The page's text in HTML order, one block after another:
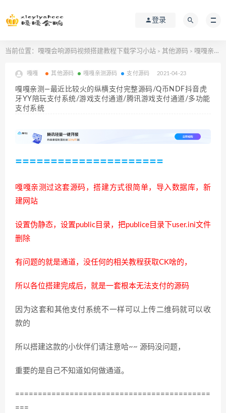
登录
当前位置： 嘎嘎会响源码视频搭建教程下载学习小站 > 其他源码 > 嘎嘎亲测—最近比较火的纵横支付完整源码/Q币NDF抖音虎牙YY陪玩支付系统/游戏支付通道/腾讯游戏支付通道/多功能支付系统
嘎嘎 其他源码 嘎嘎亲测源码 支付源码 2021-04-23
嘎嘎亲测—最近比较火的纵横支付完整源码/Q币NDF抖音虎
牙YY陪玩支付系统/游戏支付通道/腾讯游戏支付通道/多功能
支付系统
=====================
嘎嘎亲测过这套源码，搭建方式很简单，导入数据库，新
建网站
设置伪静态，设置public目录，把publice目录下user.ini文件
删除
有问题的就是通道，没任何的相关教程获取CK啥的，
所以各位搭建完成后，就是一套根本无法支付的源码
因为这套和其他支付系统不一样可以上传二维码就可以收
款的
所以搭建这款的小伙伴们请注意哈~~ 源码没问题，
重要的是自己不知道如何做通道。
===========================================
===